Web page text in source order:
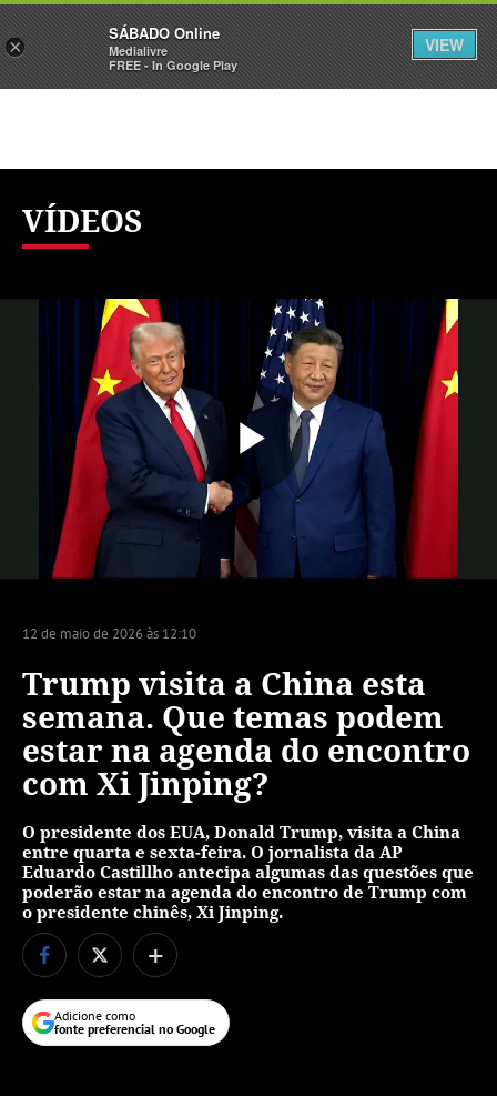
Sábado Assine Iniciar Sessão
VÍDEOS
12 de maio de 2026 às 12:10
Trump visita a China esta
semana. Que temas podem
estar na agenda do encontro
com Xi Jinping?
O presidente dos EUA, Donald Trump, visita a China
entre quarta e sexta-feira. O jornalista da AP
Eduardo Castillho antecipa algumas das questões que
poderão estar na agenda do encontro de Trump com
o presidente chinês, Xi Jinping.
+
Adicione como
fonte preferencial no Google
×
SÁBADO Online
Medialivre
FREE - In Google Play
VIEW